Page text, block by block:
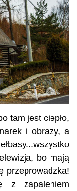
tam jest ciepło,
i obrazy, a
bo mają
przeprowadzka!
z zapaleniem